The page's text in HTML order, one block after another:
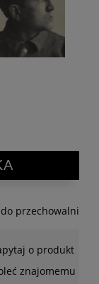
przechowalni
o produkt
znajomemu